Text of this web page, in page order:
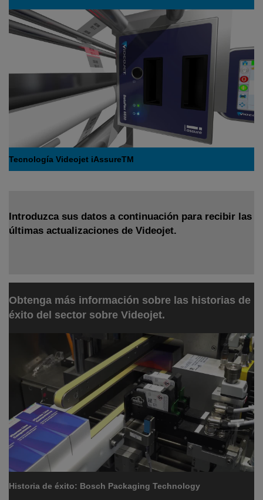
Tecnología Videojet iAssureTM
Introduzca sus datos a continuación para recibir las
últimas actualizaciones de Videojet.
Obtenga más información sobre las historias de
éxito del sector sobre Videojet.
Historia de éxito: Bosch Packaging Technology